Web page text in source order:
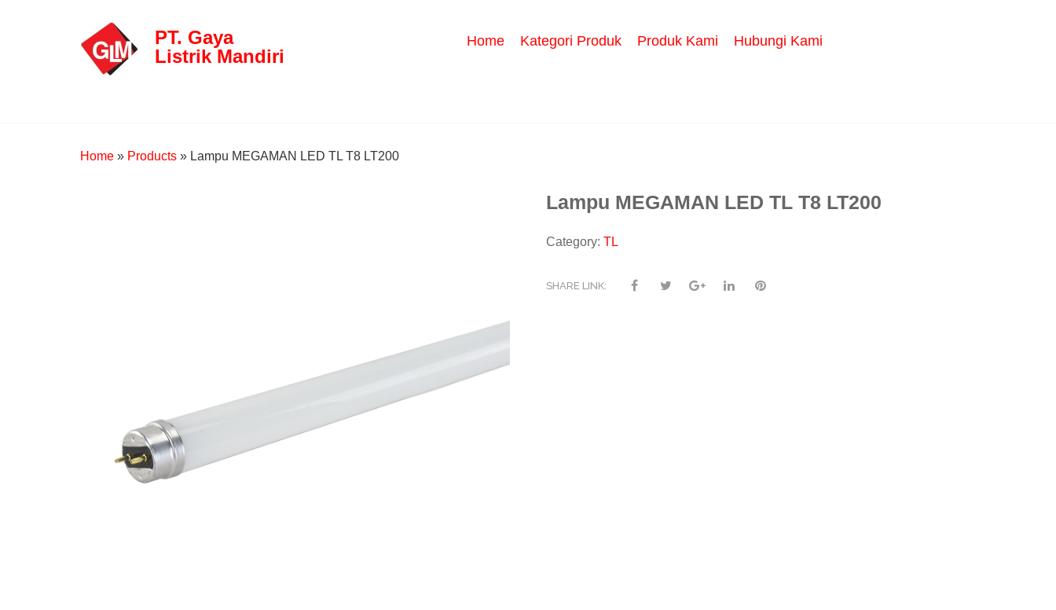
PT. Gaya
Listrik Mandiri
Home Kategori Produk Produk Kami Hubungi Kami
Home » Products » Lampu MEGAMAN LED TL T8 LT200
Lampu MEGAMAN LED TL T8 LT200
Category: TL
SHARE LINK: